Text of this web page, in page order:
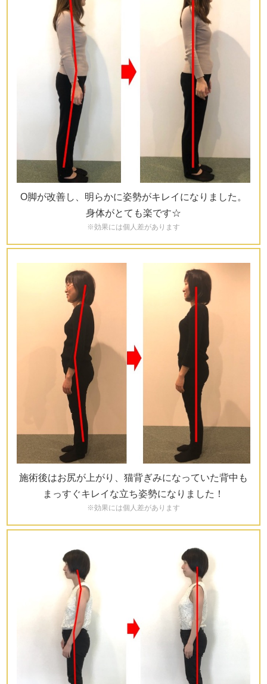
O脚が改善し、明らかに姿勢がキレイになりました。
身体がとても楽です☆
※効果には個人差があります
施術後はお尻が上がり、猫背ぎみになっていた背中も
まっすぐキレイな立ち姿勢になりました！
※効果には個人差があります